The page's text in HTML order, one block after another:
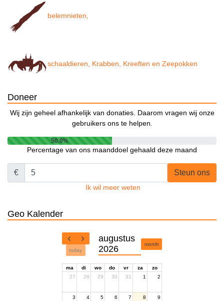
belemnieten,
schaaldieren, Krabben, Kreeften en Zeepokken
Doneer
Wij zijn geheel afhankelijk van donaties. Daarom vragen wij onze
gebruikers ons te helpen.
50.0%
Percentage van ons maanddoel gehaald deze maand
€ Steun ons
Ik wil meer weten
Geo Kalender
today
augustus
2026
month
ma di wo do vr za
zo
27
28 29 30 31 1 2
3 4 5 6 7 8 9